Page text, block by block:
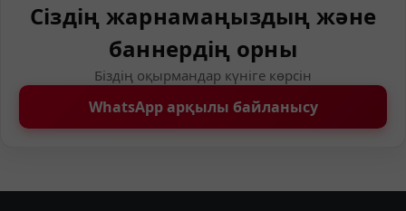
Сіздің жарнамаңыздың және
баннердің орны
Біздің оқырмандар күніге көрсін
WhatsApp арқылы байланысу